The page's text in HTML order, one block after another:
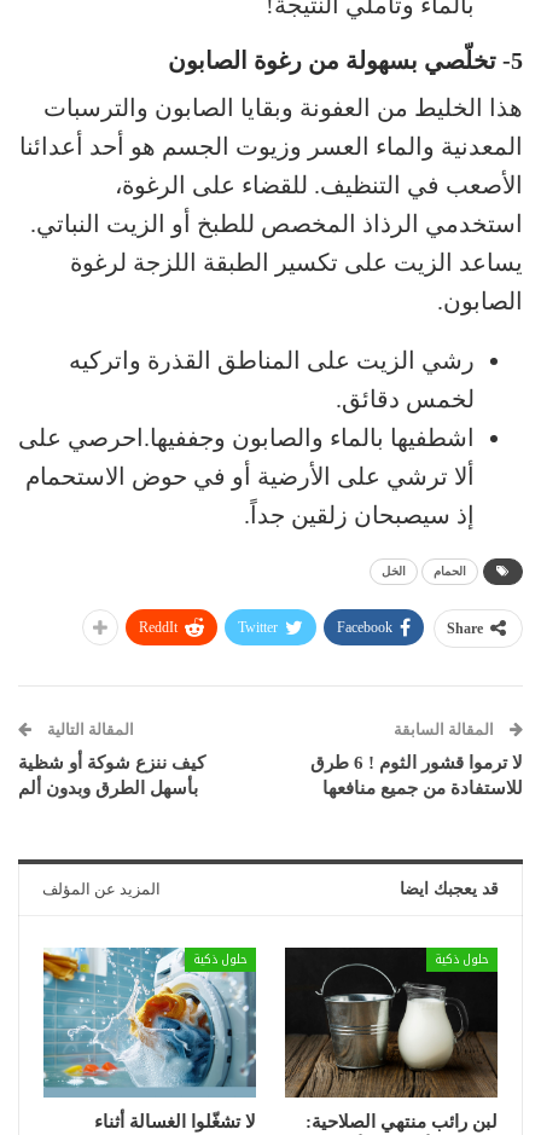
5- تخلّصي بسهولة من رغوة الصابون
هذا الخليط من العفونة وبقايا الصابون والترسبات
المعدنية والماء العسر وزيوت الجسم هو أحد أعدائنا
الأصعب في التنظيف. للقضاء على الرغوة،
استخدمي الرذاذ المخصص للطبخ أو الزيت النباتي.
يساعد الزيت على تكسير الطبقة اللزجة لرغوة
الصابون.
رشي الزيت على المناطق القذرة واتركيه
لخمس دقائق.
اشطفيها بالماء والصابون وجففيها.احرصي على
ألا ترشي على الأرضية أو في حوض الاستحمام
إذ سيصبحان زلقين جداً.
الحمام الخل
Share
Facebook
Twitter
ReddIt
المقالة السابقة
لا ترموا قشور الثوم ! 6 طرق
للاستفادة من جميع منافعها
المقالة التالية
كيف ننزع شوكة أو شظية
بأسهل الطرق وبدون ألم
قد يعجبك ايضا المزيد عن المؤلف
حلول ذكية
لبن رائب منتهي الصلاحية:
حلول ذكية
لا تشغّلوا الغسالة أثناء